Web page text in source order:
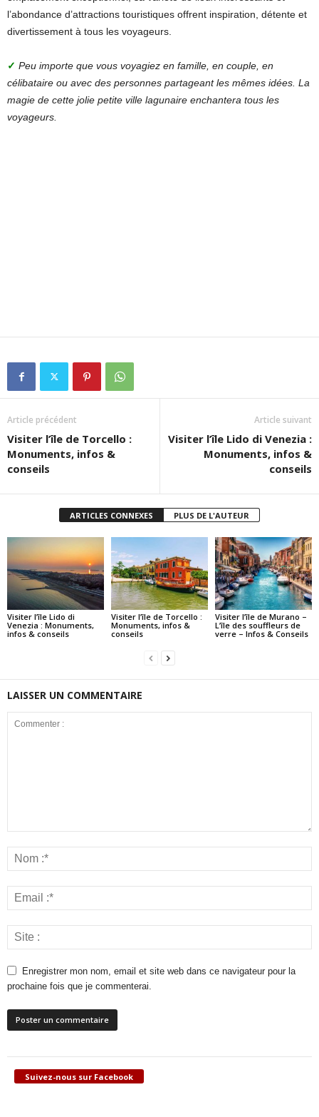
l’abondance d’attractions touristiques offrent inspiration, détente et
divertissement à tous les voyageurs.
✓ Peu importe que vous voyagiez en famille, en couple, en
célibataire ou avec des personnes partageant les mêmes idées. La
magie de cette jolie petite ville lagunaire enchantera tous les
voyageurs.
Article précédent
Visiter l’île de Torcello :
Monuments, infos &
conseils
Article suivant
Visiter l’île Lido di Venezia :
Monuments, infos &
conseils
ARTICLES CONNEXES PLUS DE L'AUTEUR
Visiter l’île Lido di
Venezia : Monuments,
infos & conseils
Visiter l’île de Torcello :
Monuments, infos &
conseils
Visiter l’île de Murano –
L’île des souffleurs de
verre – Infos & Conseils
LAISSER UN COMMENTAIRE
Enregistrer mon nom, email et site web dans ce navigateur pour la
prochaine fois que je commenterai.
Suivez-nous sur Facebook